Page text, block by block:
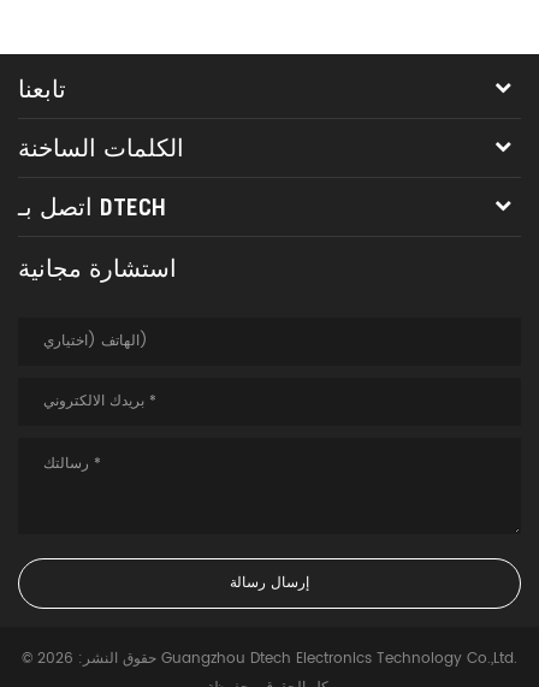
تابعنا
الكلمات الساخنة
اتصل بـ DTECH
استشارة مجانية
© حقوق النشر: 2026 Guangzhou Dtech Electronics Technology Co.,Ltd.